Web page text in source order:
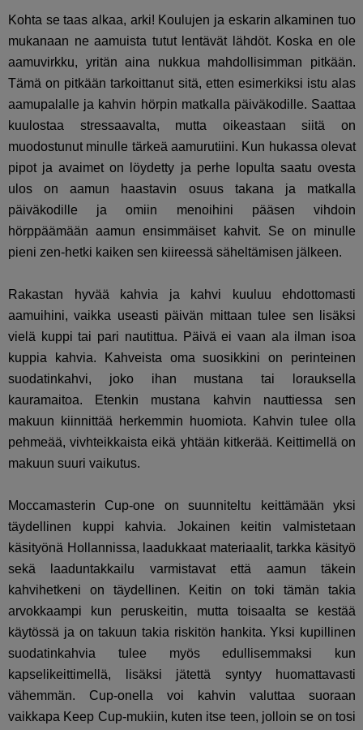
Kohta se taas alkaa, arki! Koulujen ja eskarin alkaminen tuo
mukanaan ne aamuista tutut lentävät lähdöt. Koska en ole
aamuvirkku, yritän aina nukkua mahdollisimman pitkään.
Tämä on pitkään tarkoittanut sitä, etten esimerkiksi istu alas
aamupalalle ja kahvin hörpin matkalla päiväkodille. Saattaa
kuulostaa stressaavalta, mutta oikeastaan siitä on
muodostunut minulle tärkeä aamurutiini. Kun hukassa olevat
pipot ja avaimet on löydetty ja perhe lopulta saatu ovesta
ulos on aamun haastavin osuus takana ja matkalla
päiväkodille ja omiin menoihini pääsen vihdoin
hörppäämään aamun ensimmäiset kahvit. Se on minulle
pieni zen-hetki kaiken sen kiireessä säheltämisen jälkeen.
Rakastan hyvää kahvia ja kahvi kuuluu ehdottomasti
aamuihini, vaikka useasti päivän mittaan tulee sen lisäksi
vielä kuppi tai pari nautittua. Päivä ei vaan ala ilman isoa
kuppia kahvia. Kahveista oma suosikkini on perinteinen
suodatinkahvi, joko ihan mustana tai lorauksella
kauramaitoa. Etenkin mustana kahvin nauttiessa sen
makuun kiinnittää herkemmin huomiota. Kahvin tulee olla
pehmeää, vivhteikkaista eikä yhtään kitkerää. Keittimellä on
makuun suuri vaikutus.
Moccamasterin Cup-one on suunniteltu keittämään yksi
täydellinen kuppi kahvia. Jokainen keitin valmistetaan
käsityönä Hollannissa, laadukkaat materiaalit, tarkka käsityö
sekä laaduntakkailu varmistavat että aamun täkein
kahvihetkeni on täydellinen. Keitin on toki tämän takia
arvokkaampi kun peruskeitin, mutta toisaalta se kestää
käytössä ja on takuun takia riskitön hankita. Yksi kupillinen
suodatinkahvia tulee myös edullisemmaksi kun
kapselikeittimellä, lisäksi jätettä syntyy huomattavasti
vähemmän. Cup-onella voi kahvin valuttaa suoraan
vaikkapa Keep Cup-mukiin, kuten itse teen, jolloin se on tosi